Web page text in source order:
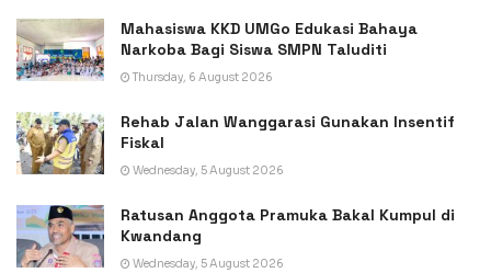
Mahasiswa KKD UMGo Edukasi Bahaya
Narkoba Bagi Siswa SMPN Taluditi
Thursday, 6 August 2026
Rehab Jalan Wanggarasi Gunakan Insentif
Fiskal
Wednesday, 5 August 2026
Ratusan Anggota Pramuka Bakal Kumpul di
Kwandang
Wednesday, 5 August 2026